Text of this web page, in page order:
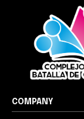
COMPANY